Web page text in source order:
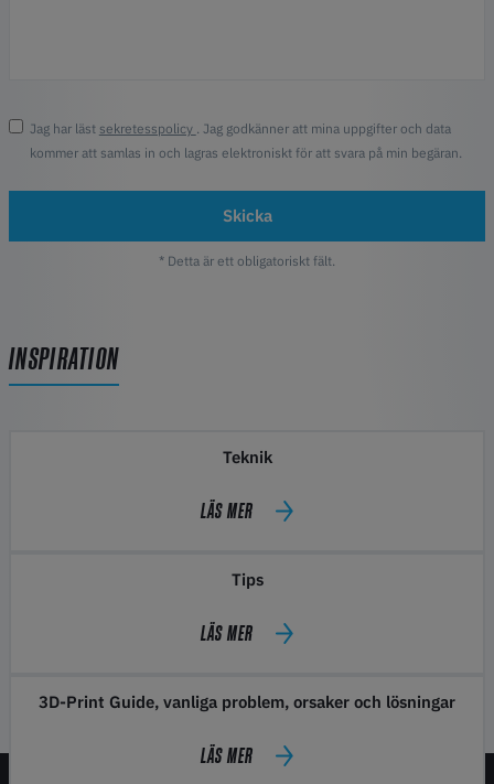
Jag har läst sekretesspolicy . Jag godkänner att mina uppgifter och data
kommer att samlas in och lagras elektroniskt för att svara på min begäran.
Skicka
* Detta är ett obligatoriskt fält.
INSPIRATION
Teknik
LÄS MER
Tips
LÄS MER
3D-Print Guide, vanliga problem, orsaker och lösningar
LÄS MER